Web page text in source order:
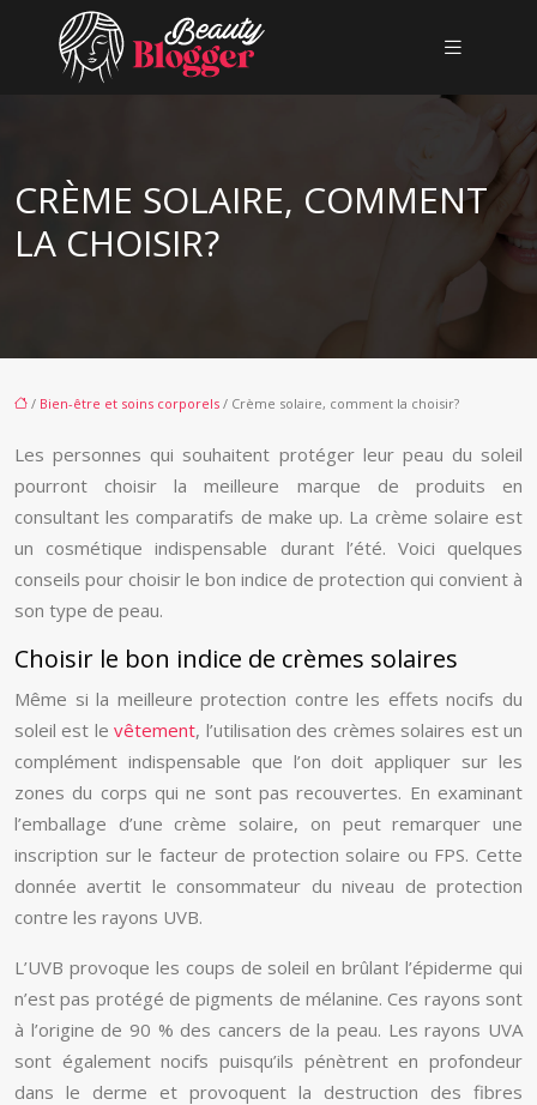
CRÈME SOLAIRE, COMMENT
LA CHOISIR?
/ Bien-être et soins corporels / Crème solaire, comment la choisir?
Les personnes qui souhaitent protéger leur peau du soleil
pourront choisir la meilleure marque de produits en
consultant les comparatifs de make up. La crème solaire est
un cosmétique indispensable durant l’été. Voici quelques
conseils pour choisir le bon indice de protection qui convient à
son type de peau.
Choisir le bon indice de crèmes solaires
Même si la meilleure protection contre les effets nocifs du
soleil est levêtement, l’utilisation des crèmes solaires est un
complément indispensable que l’on doit appliquer sur les
zones du corps qui ne sont pas recouvertes. En examinant
l’emballage d’une crème solaire, on peut remarquer une
inscription sur le facteur de protection solaire ou FPS. Cette
donnée avertit le consommateur du niveau de protection
contre les rayons UVB.
L’UVB provoque les coups de soleil en brûlant l’épiderme qui
n’est pas protégé de pigments de mélanine. Ces rayons sont
à l’origine de 90 % des cancers de la peau. Les rayons UVA
sont également nocifs puisqu’ils pénètrent en profondeur
dans le derme et provoquent la destruction des fibres